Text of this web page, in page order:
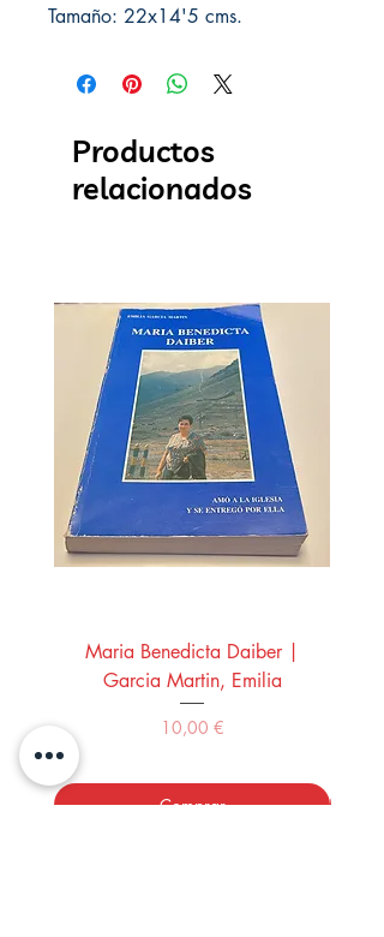
Tamaño: 22x14'5 cms.
Productos
relacionados
Maria Benedicta Daiber |
Garcia Martin, Emilia
Precio
10,00 €
Comprar